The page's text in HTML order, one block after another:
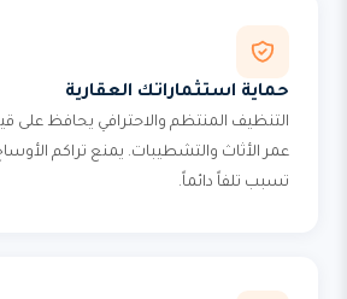
حماية استثماراتك العقارية
التنظيف المنتظم والاحترافي يحافظ على
عمر الأثاث والتشطيبات. يمنع تراكم
تسبب تلفاً دائماً.